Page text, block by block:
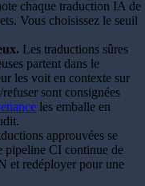
chaque traduction IA de
Vous choisissez le seuil
Les traductions sûres
partent dans le
les voit en contexte sur
sont consignées
les emballe en
approuvées se
CI continue de
et redéployer pour une